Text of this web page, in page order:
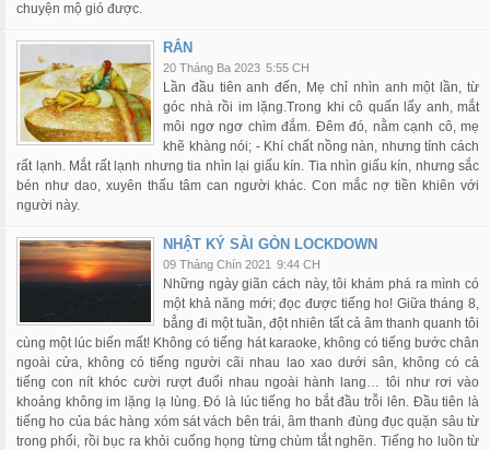
chuyện mộ gió được.
RẮN
20 Tháng Ba 2023 5:55 CH
Lần đầu tiên anh đến, Mẹ chỉ nhìn anh một lần, từ
góc nhà rồi im lặng.Trong khi cô quấn lấy anh, mắt
môi ngơ ngơ chìm đắm. Đêm đó, nằm cạnh cô, mẹ
khẽ khàng nói; - Khí chất nồng nàn, nhưng tính cách
rất lạnh. Mắt rất lạnh nhưng tia nhìn lại giấu kín. Tia nhìn giấu kín, nhưng sắc
bén như dao, xuyên thấu tâm can người khác. Con mắc nợ tiền khiên với
người này.
NHẬT KÝ SÀI GÒN LOCKDOWN
09 Tháng Chín 2021 9:44 CH
Những ngày giãn cách này, tôi khám phá ra mình có
một khả năng mới; đọc được tiếng ho! Giữa tháng 8,
bẳng đi một tuần, đột nhiên tất cả âm thanh quanh tôi
cùng một lúc biến mất! Không có tiếng hát karaoke, không có tiếng bước chân
ngoài cửa, không có tiếng người cãi nhau lao xao dưới sân, không có cả
tiếng con nít khóc cười rượt đuổi nhau ngoài hành lang… tôi như rơi vào
khoảng không im lặng lạ lùng. Đó là lúc tiếng ho bắt đầu trỗi lên. Đầu tiên là
tiếng ho của bác hàng xóm sát vách bên trái, âm thanh đùng đục quặn sâu từ
trong phổi, rồi bục ra khỏi cuống họng từng chùm tắt nghẽn. Tiếng ho luồn từ